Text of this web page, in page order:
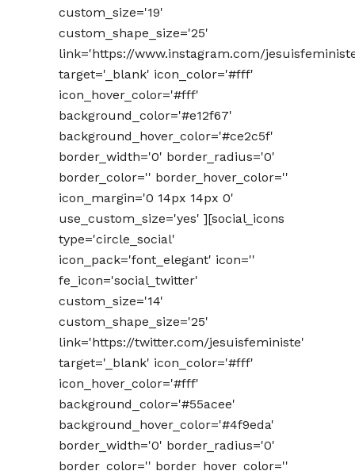
custom_size='19'
custom_shape_size='25'
link='https://www.instagram.com/
target='_blank' icon_color='#fff'
icon_hover_color='#fff'
background_color='#e12f67'
background_hover_color='#ce2c5f'
border_width='0' border_radius='0'
border_color='' border_hover_color=''
icon_margin='0 14px 14px 0'
use_custom_size='yes' ][social_icons
type='circle_social'
icon_pack='font_elegant' icon=''
fe_icon='social_twitter'
custom_size='14'
custom_shape_size='25'
link='https://twitter.com/jesuisfeministe'
target='_blank' icon_color='#fff'
icon_hover_color='#fff'
background_color='#55acee'
background_hover_color='#4f9eda'
border_width='0' border_radius='0'
border_color='' border_hover_color=''